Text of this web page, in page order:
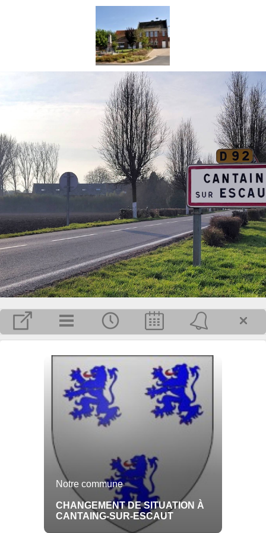
MAIRIE
fermée le mercredi
Adresse :
Place de la Mairie
59267
Cantaing-sur-Escaut
E-
mail:cantaingsurescaut@gmail.com
Tél : 03 27 74 10 51.
Plus d'infos pratiques...
Inscrivez-vous pour recevoir, par mail, les dernières informations publiées
sur Cantaing-sur-Escaut.
Notre commune
CHANGEMENT DE SITUATION À
CANTAING-SUR-ESCAUT